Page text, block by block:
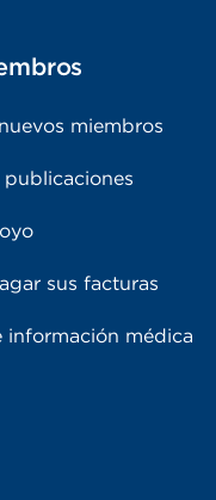
miembros
sus facturas
información médica